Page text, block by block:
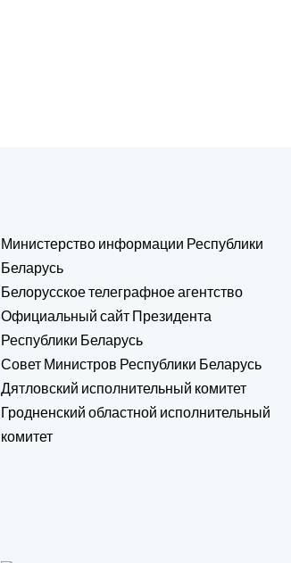
Министерство информации Республики
Беларусь
Белорусское телеграфное агентство
Официальный сайт Президента
Республики Беларусь
Совет Министров Республики Беларусь
Дятловский исполнительный комитет
Гродненский областной исполнительный
комитет